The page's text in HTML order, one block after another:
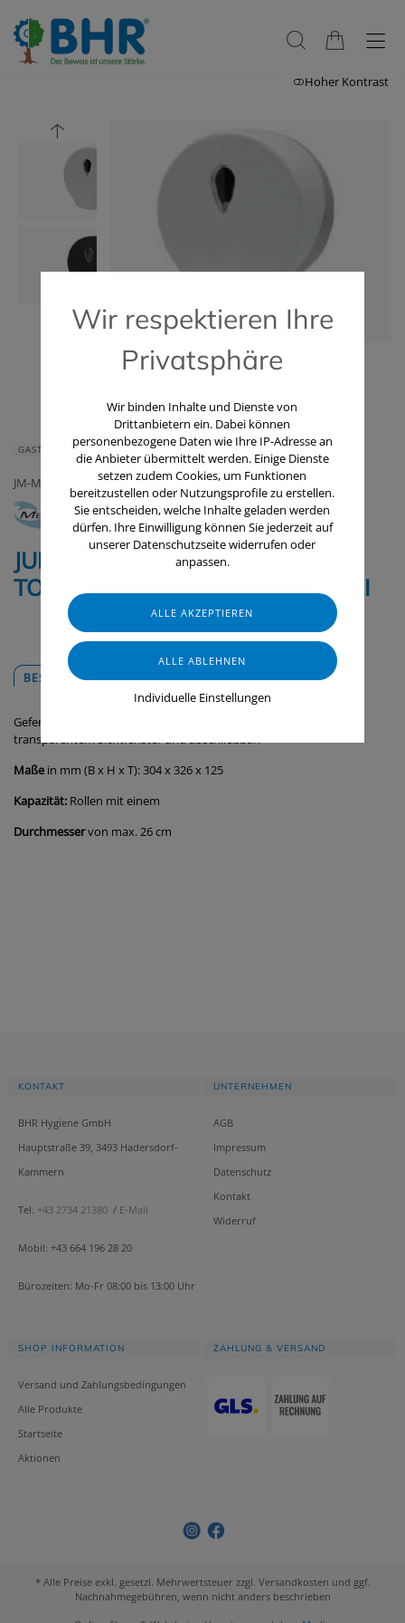
Hoher Kontrast
GASTRONOMIE & HOTELLERIE GERÄTE & ZUBEHÖR
JM-Metzger GmbH
JUMBO
TOILETTENPAPIERSPENDER MIDI
BESCHREIBUNG DOWNLOADS
Gefertigt aus ABS-Kunststoff, matt, weiß oder schwarz, mit
transparentem Sichtfenster und abschließbar.
Maße in mm (B x H x T): 304 x 326 x 125
Kapazität: Rollen mit einem
Durchmesservon max. 26 cm
Wir respektieren Ihre
Privatsphäre
Wir binden Inhalte und Dienste von
Drittanbietern ein. Dabei können
personenbezogene Daten wie Ihre IP-Adresse an
die Anbieter übermittelt werden. Einige Dienste
setzen zudem Cookies, um Funktionen
bereitzustellen oder Nutzungsprofile zu erstellen.
Sie entscheiden, welche Inhalte geladen werden
dürfen. Ihre Einwilligung können Sie jederzeit auf
unserer Datenschutzseite widerrufen oder
anpassen.
Individuelle Einstellungen
KONTAKT
BHR Hygiene GmbH
Hauptstraße 39, 3493 Hadersdorf-
Kammern
Tel. +43 2734 21380 / E-Mail
Mobil: +43 664 196 28 20
Bürozeiten: Mo-Fr 08:00 bis 13:00 Uhr
UNTERNEHMEN
AGB
Impressum
Datenschutz
Kontakt
Widerruf
SHOP INFORMATION
Versand und Zahlungsbedingungen
Alle Produkte
Startseite
Aktionen
ZAHLUNG & VERSAND
* Alle Preise exkl. gesetzl. Mehrwertsteuer zzgl. Versandkosten und ggf.
Nachnahmegebühren, wenn nicht anders beschrieben